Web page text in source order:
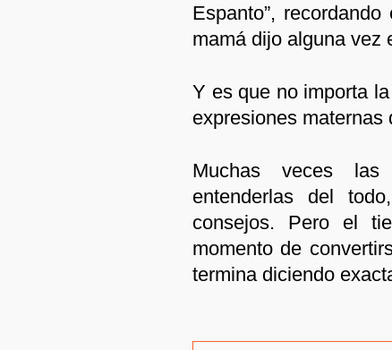
Espanto”,
mamá dijo alguna vez
Y es que no importa
expresiones maternas
Muchas veces
entenderlas del
consejos. Pero el
momento de
termina diciendo